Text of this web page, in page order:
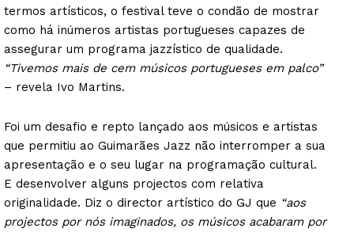
termos artísticos, o festival teve o condão de mostrar
como há inúmeros artistas portugueses capazes de
assegurar um programa jazzístico de qualidade.
“Tivemos mais de cem músicos portugueses em palco”
– revela Ivo Martins.
Foi um desafio e repto lançado aos músicos e artistas
que permitiu ao Guimarães Jazz não interromper a sua
apresentação e o seu lugar na programação cultural.
E desenvolver alguns projectos com relativa
originalidade. Diz o director artístico do GJ que “aos
projectos por nós imaginados, os músicos acabaram por